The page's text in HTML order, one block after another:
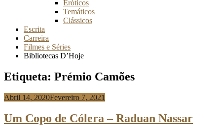
Eróticos
Temáticos
Clássicos
Escrita
Carreira
Filmes e Séries
Bibliotecas D’Hoje
Etiqueta: Prémio Camões
Abril 14, 2020Fevereiro 7, 2021
Um Copo de Cólera – Raduan Nassar